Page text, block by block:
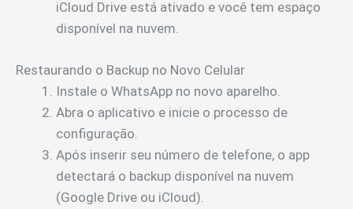
iCloud Drive está ativado e você tem espaço
disponível na nuvem.
Restaurando o Backup no Novo Celular
Instale o WhatsApp no novo aparelho.
Abra o aplicativo e inicie o processo de
configuração.
Após inserir seu número de telefone, o app
detectará o backup disponível na nuvem
(Google Drive ou iCloud).